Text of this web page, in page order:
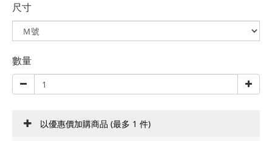
尺寸
數量
以優惠價加購商品 (最多 1 件)